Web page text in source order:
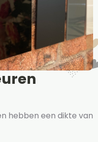
hebben een dikte van